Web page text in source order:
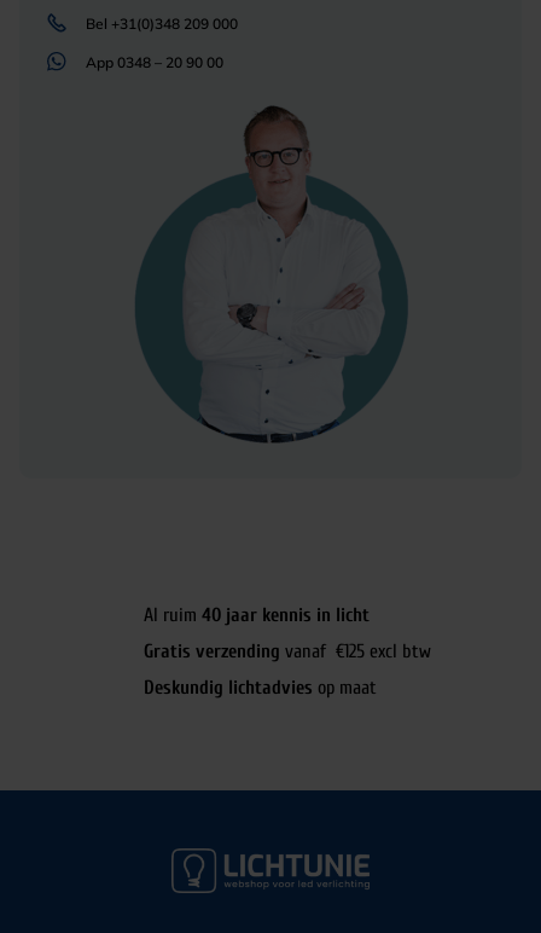
Bel +31(0)348 209 000
App 0348 – 20 90 00
Al ruim 40 jaar kennis in licht
Gratis verzending vanaf €125 excl btw
Deskundig lichtadvies op maat